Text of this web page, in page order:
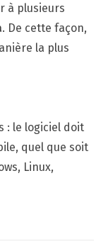
à plusieurs
. De cette façon,
la plus
: le logiciel doit
quel que soit
Linux,